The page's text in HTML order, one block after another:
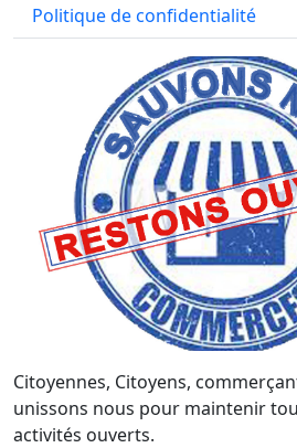
Politique de confidentialité
Citoyennes, Citoyens,
unissons nous pour maintenir
activités ouverts.